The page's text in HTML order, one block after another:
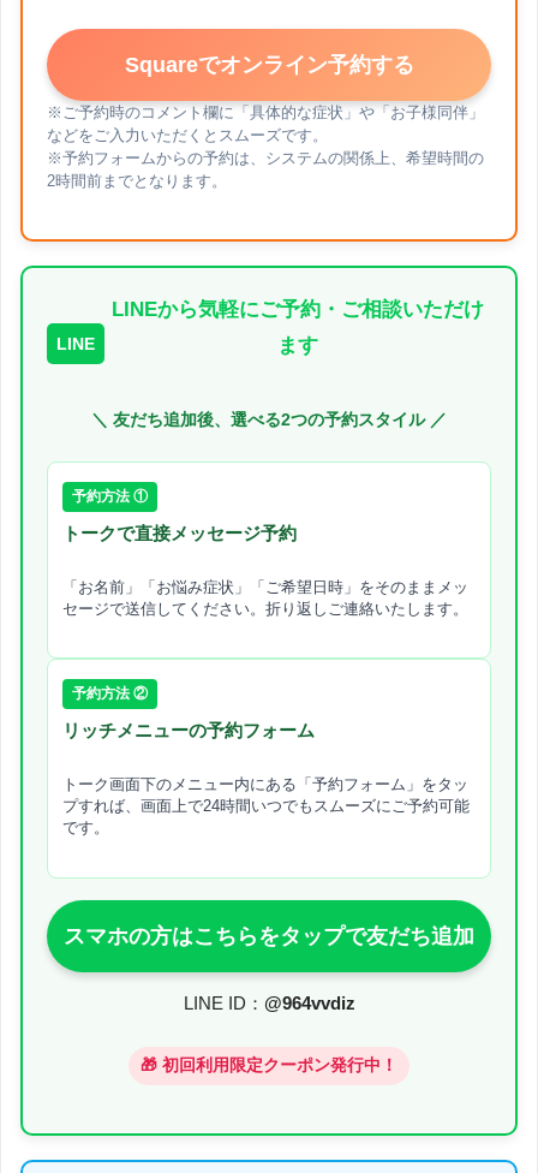
Squareでオンライン予約する
※ご予約時のコメント欄に「具体的な症状」や「お子様同伴」
などをご入力いただくとスムーズです。
※予約フォームからの予約は、システムの関係上、希望時間の
2時間前までとなります。
LINE
LINEから気軽にご予約・ご相談いただけ
ます
＼ 友だち追加後、選べる2つの予約スタイル ／
予約方法 ①
トークで直接メッセージ予約
「お名前」「お悩み症状」「ご希望日時」をそのままメッ
セージで送信してください。折り返しご連絡いたします。
予約方法 ②
リッチメニューの予約フォーム
トーク画面下のメニュー内にある「予約フォーム」をタッ
プすれば、画面上で24時間いつでもスムーズにご予約可能
です。
スマホの方はこちらをタップで友だち追加
LINE ID： @964vvdiz
🎁 初回利用限定クーポン発行中！